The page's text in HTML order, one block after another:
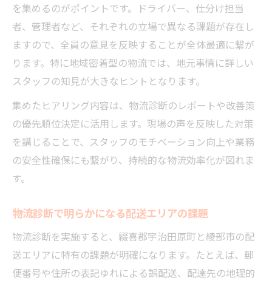
を集めるのがポイントです。ドライバー、仕分け担当
者、管理者など、それぞれの立場で異なる課題が存在し
ますので、全員の意見を反映することが全体最適に繋が
ります。特に地域密着型の物流では、地元事情に詳しい
スタッフの知見が大きなヒントとなります。
集めたヒアリング内容は、物流診断のレポートや改善策
の優先順位決定に活用します。現場の声を反映した対策
を講じることで、スタッフのモチベーション向上や業務
の安全性確保にも繋がり、持続的な物流効率化が図れま
す。
物流診断で明らかになる配送エリアの課題
物流診断を実施すると、綴喜郡宇治田原町と綾部市の配
送エリアに特有の課題が明確になります。たとえば、郵
便番号や住所の表記ゆれによる誤配送、配達先の地理的